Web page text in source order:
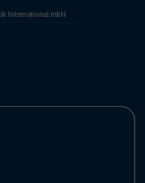
International mbH